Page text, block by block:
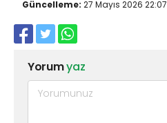
Güncelleme: 27 Mayıs 2026 22:07
Yorumyaz